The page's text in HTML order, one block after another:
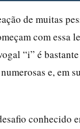
de muitas
com essa
“i” é
e, em
conhecido